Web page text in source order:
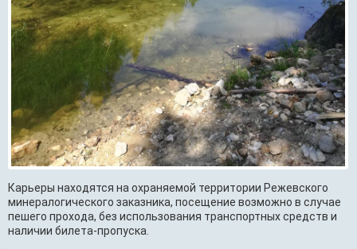
Карьеры находятся на охраняемой территории Режевского
минералогического заказника, посещение возможно в случае
пешего прохода, без использования транспортных средств и
наличии билета-пропуска.